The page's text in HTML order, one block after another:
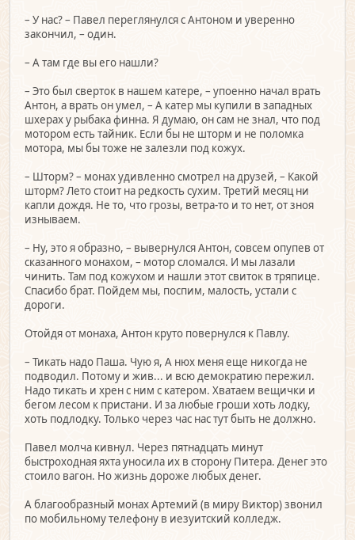
– У нас? – Павел переглянулся с Антоном и уверенно
закончил, – один.
– А там где вы его нашли?
– Это был сверток в нашем катере, – упоенно начал врать
Антон, а врать он умел, – А катер мы купили в западных
шхерах у рыбака финна. Я думаю, он сам не знал, что под
мотором есть тайник. Если бы не шторм и не поломка
мотора, мы бы тоже не залезли под кожух.
– Шторм? – монах удивленно смотрел на друзей, – Какой
шторм? Лето стоит на редкость сухим. Третий месяц ни
капли дождя. Не то, что грозы, ветра-то и то нет, от зноя
изнываем.
– Ну, это я образно, – вывернулся Антон, совсем опупев от
сказанного монахом, – мотор сломался. И мы лазали
чинить. Там под кожухом и нашли этот свиток в тряпице.
Спасибо брат. Пойдем мы, поспим, малость, устали с
дороги.
Отойдя от монаха, Антон круто повернулся к Павлу.
– Тикать надо Паша. Чую я, А нюх меня еще никогда не
подводил. Потому и жив... и всю демократию пережил.
Надо тикать и хрен с ним с катером. Хватаем вещички и
бегом лесом к пристани. И за любые гроши хоть лодку,
хоть подлодку. Только через час нас тут быть не должно.
Павел молча кивнул. Через пятнадцать минут
быстроходная яхта уносила их в сторону Питера. Денег это
стоило вагон. Но жизнь дороже любых денег.
А благообразный монах Артемий (в миру Виктор) звонил
по мобильному телефону в иезуитский колледж.